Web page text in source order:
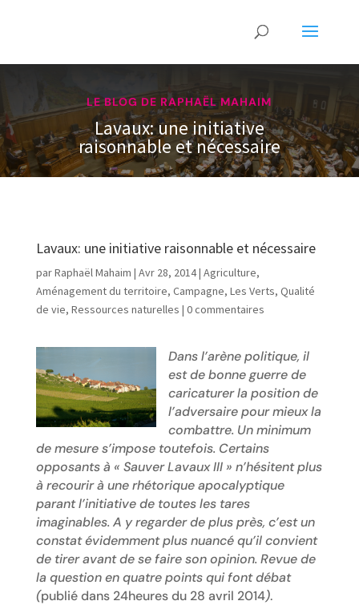
LE BLOG DE RAPHAËL MAHAIM
Lavaux: une initiative
raisonnable et nécessaire
Lavaux: une initiative raisonnable et nécessaire
parRaphaël Mahaim | Avr 28, 2014| Agriculture,
Aménagement du territoire, Campagne, Les Verts, Qualité
de vie, Ressources naturelles | 0 commentaires
Dans l’arène politique, il
est de bonne guerre de
caricaturer la position de
l’adversaire pour mieux la
combattre. Un minimum
de mesure s’impose toutefois. Certains
opposants à « Sauver Lavaux III » n’hésitent plus
à recourir à une rhétorique apocalyptique
parant l’initiative de toutes les tares
imaginables. A y regarder de plus près, c’est un
constat évidemment plus nuancé qu’il convient
de tirer avant de se faire son opinion. Revue de
la question en quatre points qui font débat
(publié dans 24heures du 28 avril 2014).